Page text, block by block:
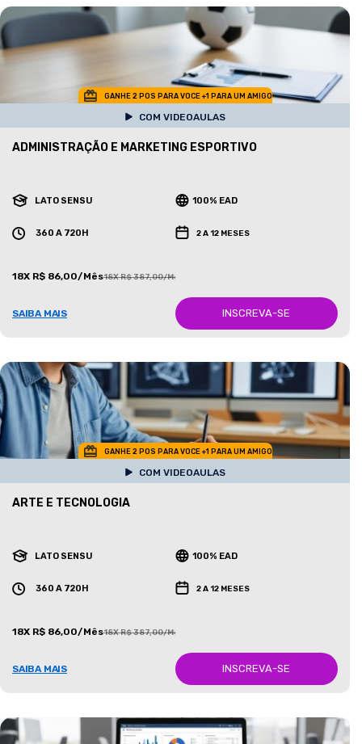
GANHE 2 POS PARA VOCE +1 PARA UM AMIGO
COM VIDEOAULAS
ADMINISTRAÇÃO E MARKETING ESPORTIVO
LATO SENSU 100% EAD
360 A 720H 2 A 12 MESES
18X R$ 86,00/Mês18X R$ 387,00/Mês
SAIBA MAIS INSCREVA-SE
GANHE 2 POS PARA VOCE +1 PARA UM AMIGO
COM VIDEOAULAS
ARTE E TECNOLOGIA
LATO SENSU 100% EAD
360 A 720H 2 A 12 MESES
18X R$ 86,00/Mês18X R$ 387,00/Mês
SAIBA MAIS INSCREVA-SE